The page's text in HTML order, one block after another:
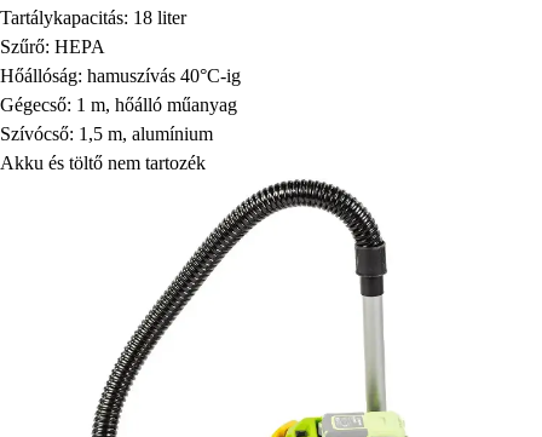
Tartálykapacitás: 18 liter
Szűrő: HEPA
Hőállóság: hamuszívás 40°C-ig
Gégecső: 1 m, hőálló műanyag
Szívócső: 1,5 m, alumínium
Akku és töltő nem tartozék